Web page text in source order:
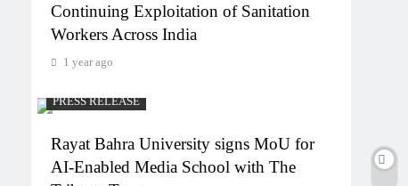
Continuing Exploitation of Sanitation
Workers Across India
1 year ago
PRESS RELEASE
Rayat Bahra University signs MoU for
AI-Enabled Media School with The